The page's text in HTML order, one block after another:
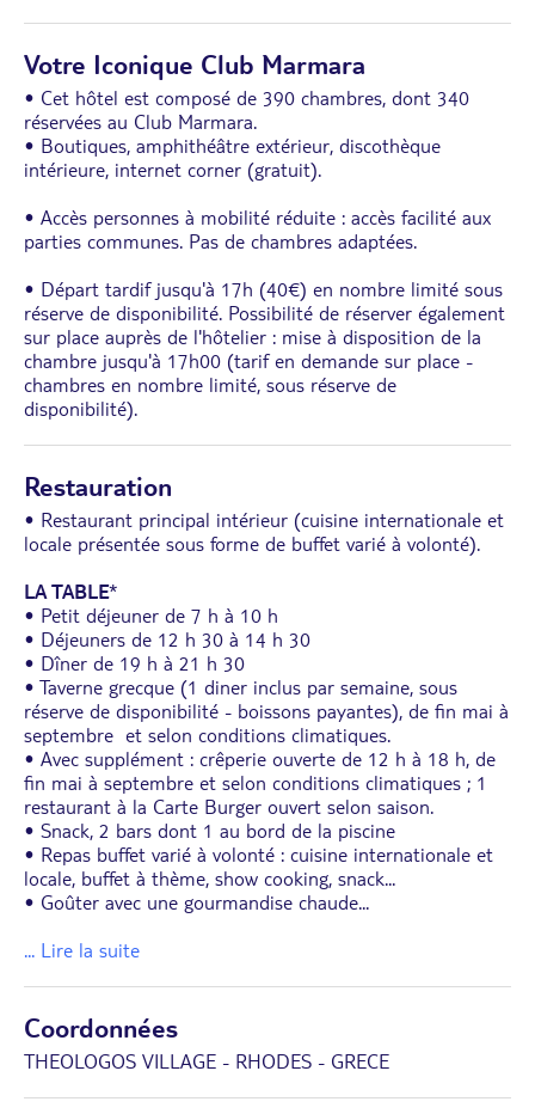
Votre Iconique Club Marmara
• Cet hôtel est composé de 390 chambres, dont 340
réservées au Club Marmara.
• Boutiques, amphithéâtre extérieur, discothèque
intérieure, internet corner (gratuit).
• Accès personnes à mobilité réduite : accès facilité aux
parties communes. Pas de chambres adaptées.
• Départ tardif jusqu'à 17h (40€) en nombre limité sous
réserve de disponibilité. Possibilité de réserver également
sur place auprès de l'hôtelier : mise à disposition de la
chambre jusqu'à 17h00 (tarif en demande sur place -
chambres en nombre limité, sous réserve de
disponibilité).
Restauration
• Restaurant principal intérieur (cuisine internationale et
locale présentée sous forme de buffet varié à volonté).
LA TABLE*
• Petit déjeuner de 7 h à 10 h
• Déjeuners de 12 h 30 à 14 h 30
• Dîner de 19 h à 21 h 30
• Taverne grecque (1 diner inclus par semaine, sous
réserve de disponibilité - boissons payantes), de fin mai à
septembre et selon conditions climatiques.
• Avec supplément : crêperie ouverte de 12 h à 18 h, de
fin mai à septembre et selon conditions climatiques ; 1
restaurant à la Carte Burger ouvert selon saison.
• Snack, 2 bars dont 1 au bord de la piscine
• Repas buffet varié à volonté : cuisine internationale et
locale, buffet à thème, show cooking, snack...
• Goûter avec une gourmandise chaude...
... Lire la suite
Coordonnées
THEOLOGOS VILLAGE - RHODES - GRECE